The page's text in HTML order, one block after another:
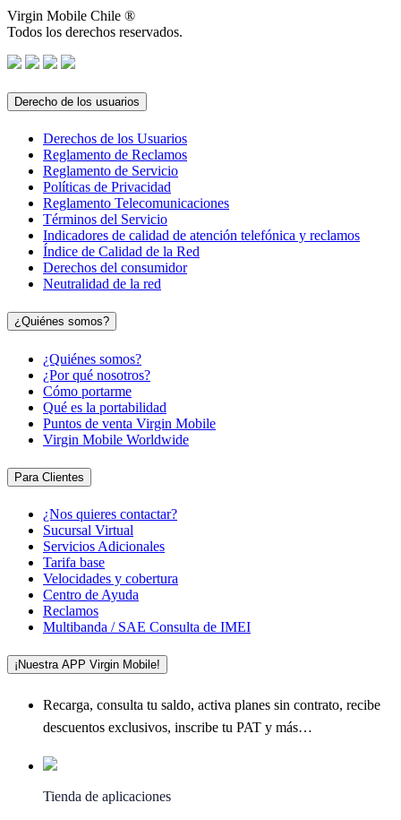
Virgin Mobile Chile ®
Todos los derechos reservados.
Derecho de los usuarios
Derechos de los Usuarios
Reglamento de Reclamos
Reglamento de Servicio
Políticas de Privacidad
Reglamento Telecomunicaciones
Términos del Servicio
Indicadores de calidad de atención telefónica y reclamos
Índice de Calidad de la Red
Derechos del consumidor
Neutralidad de la red
¿Quiénes somos?
¿Quiénes somos?
¿Por qué nosotros?
Cómo portarme
Qué es la portabilidad
Puntos de venta Virgin Mobile
Virgin Mobile Worldwide
Para Clientes
¿Nos quieres contactar?
Sucursal Virtual
Servicios Adicionales
Tarifa base
Velocidades y cobertura
Centro de Ayuda
Reclamos
Multibanda / SAE Consulta de IMEI
¡Nuestra APP Virgin Mobile!
Recarga, consulta tu saldo, activa planes sin contrato, recibe
descuentos exclusivos, inscribe tu PAT y más…
Tienda de aplicaciones